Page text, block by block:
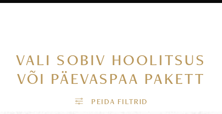
VALI SOBIV HOOLITSUS
VÕI PÄEVASPAA PAKETT